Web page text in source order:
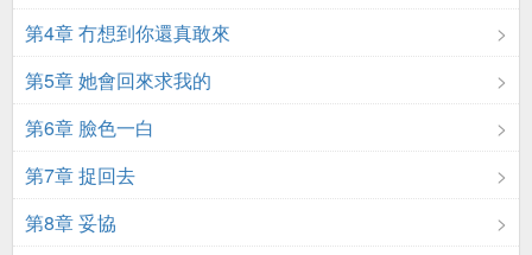
第4章 冇想到你還真敢來
第5章 她會回來求我的
第6章 臉色一白
第7章 捉回去
第8章 妥協